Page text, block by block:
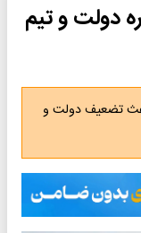
دولت و تیم
تضعیف دولت و